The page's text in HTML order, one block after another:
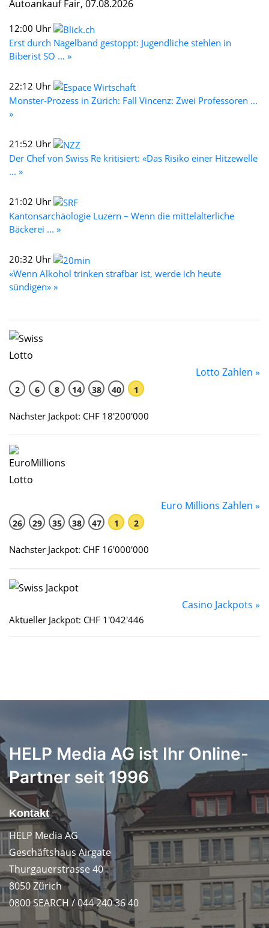
Autoankauf Fair, 07.08.2026
12:00 Uhr
Erst durch Nagelband gestoppt: Jugendliche stehlen in
Biberist SO ... »
22:12 Uhr
Monster-Prozess in Zürich: Fall Vincenz: Zwei Professoren ...
»
21:52 Uhr
Der Chef von Swiss Re kritisiert: «Das Risiko einer Hitzewelle
... »
21:02 Uhr
Kantonsarchäologie Luzern – Wenn die mittelalterliche
Bäckerei ... »
20:32 Uhr
«Wenn Alkohol trinken strafbar ist, werde ich heute
sündigen» »
Lotto Zahlen »
2 6 8 14 38 40 1
Nächster Jackpot: CHF 18'200'000
Euro Millions Zahlen »
26 29 35 38 47 1 2
Nächster Jackpot: CHF 16'000'000
Casino Jackpots »
Aktueller Jackpot: CHF 1'042'446
HELP Media AG ist Ihr Online-
Partner seit 1996
Kontakt
HELP Media AG
Geschäftshaus Airgate
Thurgauerstrasse 40
8050 Zürich
0800 SEARCH / 044 240 36 40